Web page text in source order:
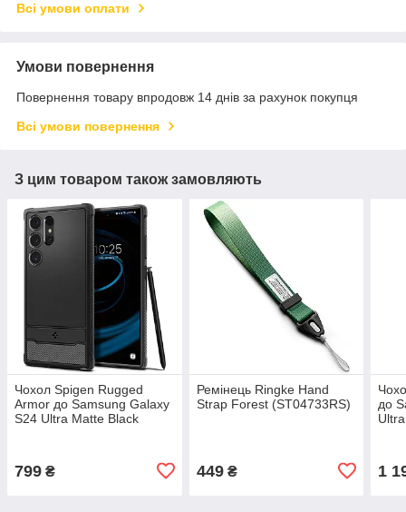
Всі умови оплати
Умови повернення
Повернення товару впродовж 14 днів за рахунок покупця
Всі умови повернення
З цим товаром також замовляють
Чохол Spigen Rugged
Armor до Samsung Galaxy
S24 Ultra Matte Black
799 ₴
Ремінець Ringke Hand
Strap Forest (ST04733RS)
449₴
до
1